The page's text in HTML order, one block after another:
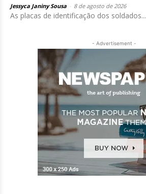
Jessyca Janiny Sousa 8 de agosto de 2026
As placas de identificação dos soldados...
- Advertisement -